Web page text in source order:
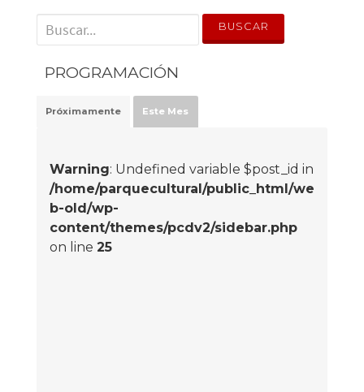
' . __('Search for:') . '
PROGRAMACIÓN
Próximamente Este Mes
Warning: Undefined variable $post_id in
/home/parquecultural/public_html/we
b-old/wp-
content/themes/pcdv2/sidebar.php
on line 25